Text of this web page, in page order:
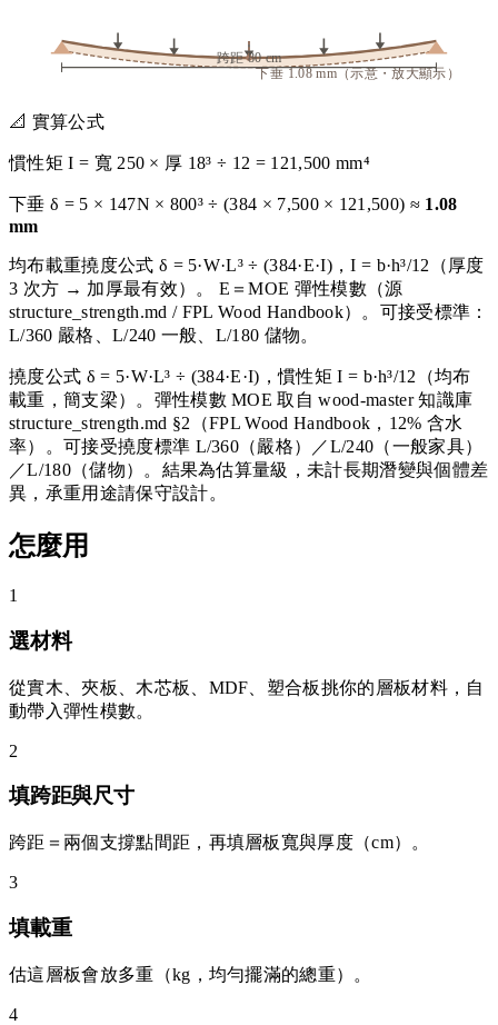
下垂 1.08 mm（示意・放大顯示）
跨距 80 cm
📐 實算公式
慣性矩 I = 寬250 × 厚 18³ ÷ 12 = 121,500 mm⁴
下垂 δ = 5 × 147N × 800³ ÷ (384 × 7,500× 121,500) ≈ 1.08
mm
均布載重撓度公式 δ = 5·W·L³ ÷ (384·E·I)，I = b·h³/12（厚度
3 次方 → 加厚最有效）。 E＝MOE 彈性模數（源
structure_strength.md / FPL Wood Handbook）。可接受標準：
L/360 嚴格、L/240 一般、L/180 儲物。
撓度公式 δ = 5·W·L³ ÷ (384·E·I)，慣性矩 I = b·h³/12（均布
載重，簡支梁）。彈性模數 MOE 取自 wood-master 知識庫
structure_strength.md §2（FPL Wood Handbook，12% 含水
率）。可接受撓度標準 L/360（嚴格）／L/240（一般家具）
／L/180（儲物）。結果為估算量級，未計長期潛變與個體差
異，承重用途請保守設計。
怎麼用
1
選材料
從實木、夾板、木芯板、MDF、塑合板挑你的層板材料，自
動帶入彈性模數。
2
填跨距與尺寸
跨距＝兩個支撐點間距，再填層板寬與厚度（cm）。
3
填載重
估這層板會放多重（kg，均勻擺滿的總重）。
4